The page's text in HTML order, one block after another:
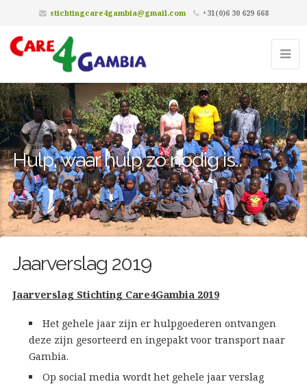
stichtingcare4gambia@gmail.com +31(0)6 30 629 668
Hulp, waar hulp zó nodig is..
Jaarverslag 2019
Jaarverslag Stichting Care4Gambia 2019
Het gehele jaar zijn er hulpgoederen ontvangen
deze zijn gesorteerd en ingepakt voor transport naar
Gambia.
Op social media wordt het gehele jaar verslag